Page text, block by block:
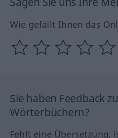
Wie gefällt Ihnen das
Sie haben Feedback
Wörterbüchern?
Fehlt eine Übersetzung,